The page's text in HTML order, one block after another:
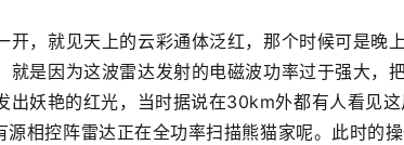
开，就见天上的云彩通体泛红，那个时候可是晚
就是因为这波雷达发射的电磁波功率过于强大，
出妖艳的红光，当时据说在30km外都有人看见
源相控阵雷达正在全功率扫描熊猫家呢。此时的